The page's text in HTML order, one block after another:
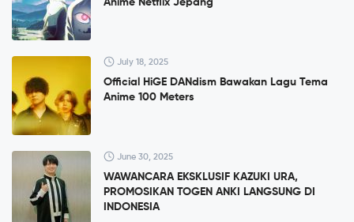
Anime Netflix Jepang
July 18, 2025
Official HiGE DANdism Bawakan Lagu Tema
Anime 100 Meters
June 30, 2025
WAWANCARA EKSKLUSIF KAZUKI URA,
PROMOSIKAN TOGEN ANKI LANGSUNG DI
INDONESIA